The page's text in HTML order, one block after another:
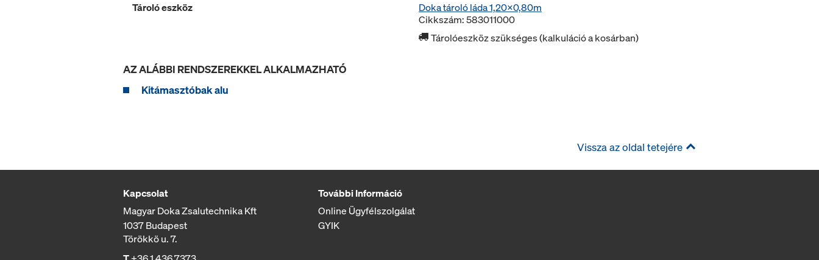
Tároló eszköz
Doka tároló láda 1,20x0,80m
Cikkszám: 583011000
Tárolóeszköz szükséges (kalkuláció a kosárban)
AZ ALÁBBI RENDSZEREKKEL ALKALMAZHATÓ
Kitámasztóbak alu
Vissza az oldal tetejére
Kapcsolat
Magyar Doka Zsalutechnika Kft
1037 Budapest
Törökkö u. 7.
További Információ
Online Ügyfélszolgálat
GYIK